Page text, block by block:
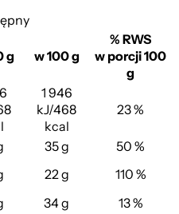
g w 100 g
% RWS
w porcji 100
g
1 946
kJ/468
kcal
23 %
35 g
50 %
22 g
110 %
34 g
13 %